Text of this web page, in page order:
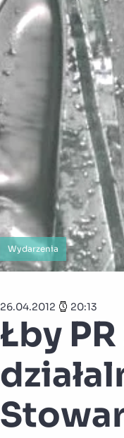
Wydarzenia
26.04.2012 20:13
Łby